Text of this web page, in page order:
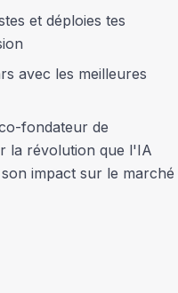
et déploies tes
avec les meilleures
fondateur de
la révolution que l'IA
impact sur le marché